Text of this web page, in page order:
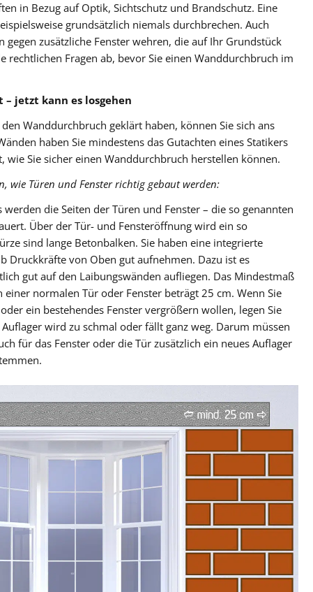
in Bezug auf Optik, Sichtschutz und Brandschutz. Eine
grundsätzlich niemals durchbrechen. Auch
gegen zusätzliche Fenster wehren, die auf Ihr Grundstück
rechtlichen Fragen ab, bevor Sie einen Wanddurchbruch im
jetzt kann es losgehen
Wanddurchbruch geklärt haben, können Sie sich ans
haben Sie mindestens das Gutachten eines Statikers
wie Sie sicher einen Wanddurchbruch herstellen können.
wie Türen und Fenster richtig gebaut werden:
die Seiten der Türen und Fenster – die so genannten
Über der Tür- und Fensteröffnung wird ein so
sind lange Betonbalken. Sie haben eine integrierte
Druckkräfte von Oben gut aufnehmen. Dazu ist es
gut auf den Laibungswänden aufliegen. Das Mindestmaß
einer normalen Tür oder Fenster beträgt 25 cm. Wenn Sie
ein bestehendes Fenster vergrößern wollen, legen Sie
wird zu schmal oder fällt ganz weg. Darum müssen
für das Fenster oder die Tür zusätzlich ein neues Auflager